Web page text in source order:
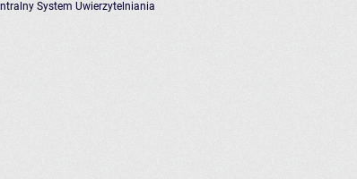
System Uwierzytelniania